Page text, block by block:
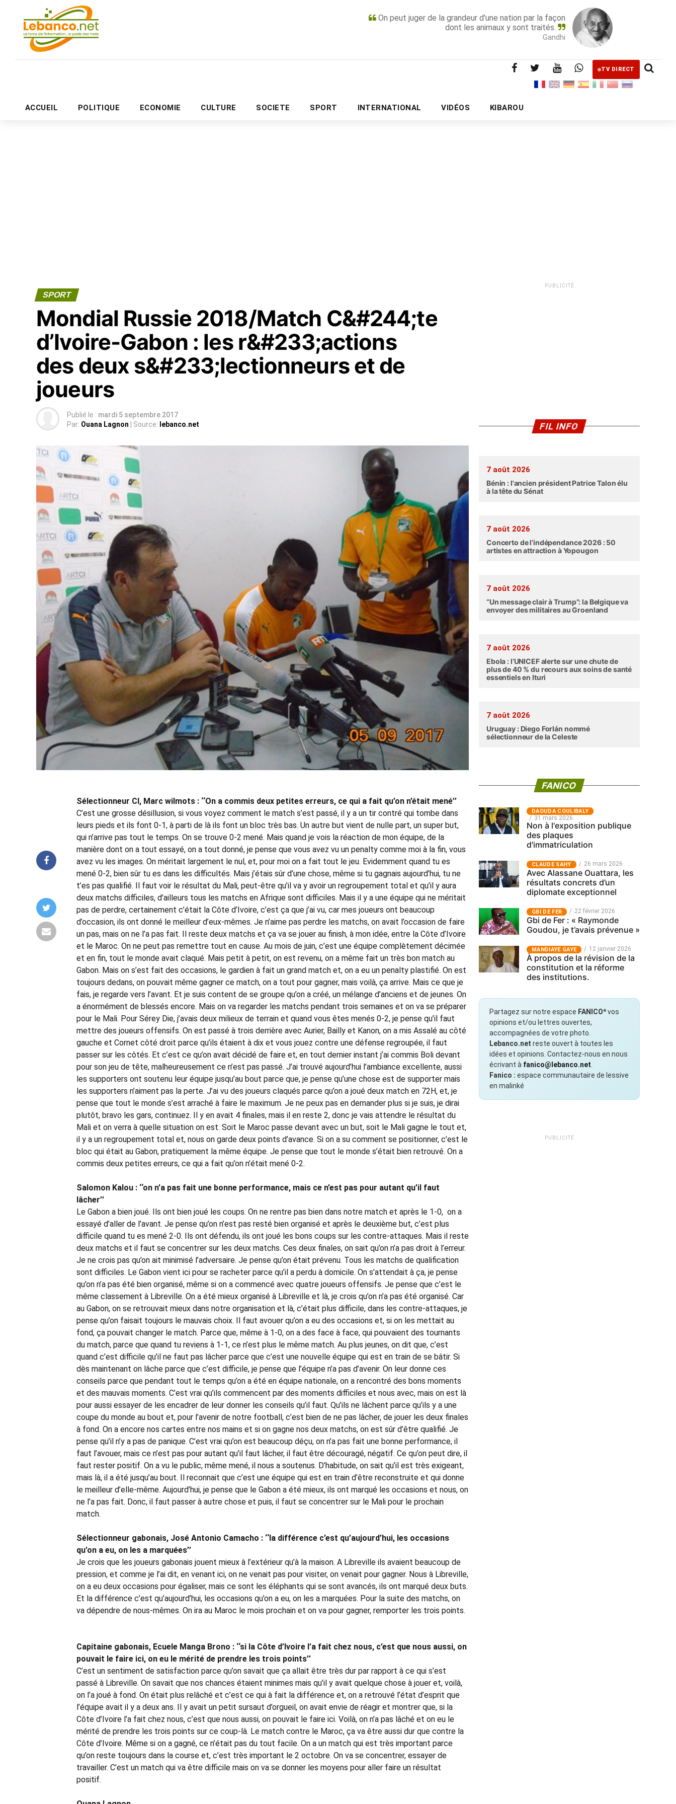
On peut juger de la grandeur d'une nation par la façon
dont les animaux y sont traités.
Gandhi
TV DIRECT
ACCUEIL POLITIQUE ECONOMIE CULTURE SOCIETE SPORT INTERNATIONAL VIDÉOS KIBAROU
PUBLICITÉ
SPORT
Mondial Russie 2018/Match C&#244;te
d’Ivoire-Gabon : les r&#233;actions
des deux s&#233;lectionneurs et de
joueurs
Publié le : mardi 5 septembre 2017
Par: Ouana Lagnon | Source: lebanco.net
Sélectionneur CI, Marc wilmots : ‘‘On a commis deux petites erreurs, ce qui a fait qu’on n’était mené’’
C’est une grosse désillusion, si vous voyez comment le match s’est passé, il y a un tir contré qui tombe dans
leurs pieds et ils font 0-1, à parti de là ils font un bloc très bas. Un autre but vient de nulle part, un super but,
qui n’arrive pas tout le temps. On se trouve 0-2 mené. Mais quand je vois la réaction de mon équipe, de la
manière dont on a tout essayé, on a tout donné, je pense que vous avez vu un penalty comme moi à la fin, vous
avez vu les images. On méritait largement le nul, et, pour moi on a fait tout le jeu. Evidemment quand tu es
mené 0-2, bien sûr tu es dans les difficultés. Mais j’étais sûr d’une chose, même si tu gagnais aujourd’hui, tu ne
t’es pas qualifié. Il faut voir le résultat du Mali, peut-être qu’il va y avoir un regroupement total et qu’il y aura
deux matchs difficiles, d’ailleurs tous les matchs en Afrique sont difficiles. Mais il y a une équipe qui ne méritait
pas de perdre, certainement c’était la Côte d’Ivoire, c’est ça que j’ai vu, car mes joueurs ont beaucoup
d’occasion, ils ont donné le meilleur d’eux-mêmes. Je n’aime pas perdre les matchs, on avait l’occasion de faire
un pas, mais on ne l’a pas fait. Il reste deux matchs et ça va se jouer au finish, à mon idée, entre la Côte d’Ivoire
et le Maroc. On ne peut pas remettre tout en cause. Au mois de juin, c’est une équipe complètement décimée
et en fin, tout le monde avait claqué. Mais petit à petit, on est revenu, on a même fait un très bon match au
Gabon. Mais on s’est fait des occasions, le gardien à fait un grand match et, on a eu un penalty plastifié. On est
toujours dedans, on pouvait même gagner ce match, on a tout pour gagner, mais voilà, ça arrive. Mais ce que je
fais, je regarde vers l’avant. Et je suis content de se groupe qu’on a créé, un mélange d’anciens et de jeunes. On
a énormément de blessés encore. Mais on va regarder les matchs pendant trois semaines et on va se préparer
pour le Mali. Pour Sérey Die, j’avais deux milieux de terrain et quand vous êtes menés 0-2, je pense qu’il faut
mettre des joueurs offensifs. On est passé à trois derrière avec Aurier, Bailly et Kanon, on a mis Assalé au côté
gauche et Cornet côté droit parce qu’ils étaient à dix et vous jouez contre une défense regroupée, il faut
passer sur les côtés. Et c’est ce qu’on avait décidé de faire et, en tout dernier instant j’ai commis Boli devant
pour son jeu de tête, malheureusement ce n’est pas passé. J’ai trouvé aujourd’hui l’ambiance excellente, aussi
les supporters ont soutenu leur équipe jusqu’au bout parce que, je pense qu’une chose est de supporter mais
les supporters n’aiment pas la perte. J’ai vu des joueurs claqués parce qu’on a joué deux match en 72H, et, je
pense que tout le monde s’est arraché à faire le maximum. Je ne peux pas en demander plus si je suis, je dirai
plutôt, bravo les gars, continuez. Il y en avait 4 finales, mais il en reste 2, donc je vais attendre le résultat du
Mali et on verra à quelle situation on est. Soit le Maroc passe devant avec un but, soit le Mali gagne le tout et,
il y a un regroupement total et, nous on garde deux points d’avance. Si on a su comment se positionner, c’est le
bloc qui était au Gabon, pratiquement la même équipe. Je pense que tout le monde s’était bien retrouvé. On a
commis deux petites erreurs, ce qui a fait qu’on n’était mené 0-2.
Salomon Kalou : ‘‘on n’a pas fait une bonne performance, mais ce n’est pas pour autant qu’il faut
lâcher’’
Le Gabon a bien joué. Ils ont bien joué les coups. On ne rentre pas bien dans notre match et après le 1-0, on a
essayé d’aller de l’avant. Je pense qu’on n’est pas resté bien organisé et après le deuxième but, c’est plus
difficile quand tu es mené 2-0. Ils ont défendu, ils ont joué les bons coups sur les contre-attaques. Mais il reste
deux matchs et il faut se concentrer sur les deux matchs. Ces deux finales, on sait qu’on n’a pas droit à l’erreur.
Je ne crois pas qu’on ait minimisé l’adversaire. Je pense qu’on était prévenu. Tous les matchs de qualification
sont difficiles. Le Gabon vient ici pour se racheter parce qu’il a perdu à domicile. On s’attendait à ça, je pense
qu’on n’a pas été bien organisé, même si on a commencé avec quatre joueurs offensifs. Je pense que c’est le
même classement à Libreville. On a été mieux organisé à Libreville et là, je crois qu’on n’a pas été organisé. Car
au Gabon, on se retrouvait mieux dans notre organisation et là, c’était plus difficile, dans les contre-attaques, je
pense qu’on faisait toujours le mauvais choix. Il faut avouer qu’on a eu des occasions et, si on les mettait au
fond, ça pouvait changer le match. Parce que, même à 1-0, on a des face à face, qui pouvaient des tournants
du match, parce que quand tu reviens à 1-1, ce n’est plus le même match. Au plus jeunes, on dit que, c’est
quand c’est difficile qu’il ne faut pas lâcher parce que c’est une nouvelle équipe qui est en train de se bâtir. Si
dès maintenant on lâche parce que c’est difficile, je pense que l’équipe n’a pas d’avenir. On leur donne ces
conseils parce que pendant tout le temps qu’on a été en équipe nationale, on a rencontré des bons moments
et des mauvais moments. C’est vrai qu’ils commencent par des moments difficiles et nous avec, mais on est là
pour aussi essayer de les encadrer de leur donner les conseils qu’il faut. Qu’ils ne lâchent parce qu’ils y a une
coupe du monde au bout et, pour l’avenir de notre football, c’est bien de ne pas lâcher, de jouer les deux finales
à fond. On a encore nos cartes entre nos mains et si on gagne nos deux matchs, on est sûr d’être qualifié. Je
pense qu’il n’y a pas de panique. C’est vrai qu’on est beaucoup déçu, on n’a pas fait une bonne performance, il
faut l’avouer, mais ce n’est pas pour autant qu’il faut lâcher, il faut être découragé, négatif. Ce qu’on peut dire, il
faut rester positif. On a vu le public, même mené, il nous a soutenus. D’habitude, on sait qu’il est très exigeant,
mais là, il a été jusqu’au bout. Il reconnait que c’est une équipe qui est en train d’être reconstruite et qui donne
le meilleur d’elle-même. Aujourd’hui, je pense que le Gabon a été mieux, ils ont marqué les occasions et nous, on
ne l’a pas fait. Donc, il faut passer à autre chose et puis, il faut se concentrer sur le Mali pour le prochain
match.
Sélectionneur gabonais, José Antonio Camacho : ‘‘la différence c’est qu’aujourd’hui, les occasions
qu’on a eu, on les a marquées’’
Je crois que les joueurs gabonais jouent mieux à l’extérieur qu’à la maison. A Libreville ils avaient beaucoup de
pression, et comme je l’ai dit, en venant ici, on ne venait pas pour visiter, on venait pour gagner. Nous à Libreville,
on a eu deux occasions pour égaliser, mais ce sont les éléphants qui se sont avancés, ils ont marqué deux buts.
Et la différence c’est qu’aujourd’hui, les occasions qu’on a eu, on les a marquées. Pour la suite des matchs, on
va dépendre de nous-mêmes. On ira au Maroc le mois prochain et on va pour gagner, remporter les trois points.
Capitaine gabonais, Ecuele Manga Brono : ‘‘si la Côte d’Ivoire l’a fait chez nous, c’est que nous aussi, on
pouvait le faire ici, on eu le mérité de prendre les trois points’’
C’est un sentiment de satisfaction parce qu’on savait que ça allait être très dur par rapport à ce qui s’est
passé à Libreville. On savait que nos chances étaient minimes mais qu’il y avait quelque chose à jouer et, voilà,
on l’a joué à fond. On était plus relâché et c’est ce qui à fait la différence et, on a retrouvé l’état d’esprit que
l’équipe avait il y a deux ans. Il y avait un petit sursaut d’orgueil, on avait envie de réagir et montrer que, si la
Côte d’Ivoire l’a fait chez nous, c’est que nous aussi, on pouvait le faire ici. Voilà, on n’a pas lâché et on eu le
mérité de prendre les trois points sur ce coup-là. Le match contre le Maroc, ça va être aussi dur que contre la
Côte d’Ivoire. Même si on a gagné, ce n’était pas du tout facile. On a un match qui est très important parce
qu’on reste toujours dans la course et, c’est très important le 2 octobre. On va se concentrer, essayer de
travailler. C’est un match qui va être difficile mais on va se donner les moyens pour aller faire un résultat
positif.
PUBLICITÉ
FIL INFO
7 août 2026
Bénin : l'ancien président Patrice Talon élu
à la tête du Sénat
7 août 2026
Concerto de l’indépendance 2026 : 50
artistes en attraction à Yopougon
7 août 2026
“Un message clair à Trump”: la Belgique va
envoyer des militaires au Groenland
7 août 2026
Ebola : l’UNICEF alerte sur une chute de
plus de 40 % du recours aux soins de santé
essentiels en Ituri
7 août 2026
Uruguay : Diego Forlán nommé
sélectionneur de la Celeste
FANICO
‎DAOUDA COULIBALY
31 mars 2026
Non à l'exposition publique
des plaques
d'immatriculation
CLAUDE SAHY 26 mars 2026
Avec Alassane Ouattara, les
résultats concrets d’un
diplomate exceptionnel
GBI DE FER 22 février 2026
Gbi de Fer : « Raymonde
Goudou, je t’avais prévenue »
MANDIAYE GAYE 12 janvier 2026
À propos de la révision de la
constitution et la réforme
des institutions.
Partagez sur notre espace FANICO*vos
opinions et/ou lettres ouvertes,
accompagnées de votre photo.
Lebanco.net reste ouvert à toutes les
idées et opinions. Contactez-nous en nous
écrivant à fanico@lebanco.net
Fanico : espace communautaire de lessive
en malinké
PUBLICITÉ